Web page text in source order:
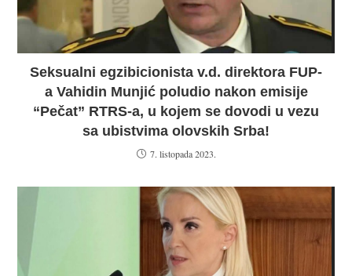
Seksualni egzibicionista v.d. direktora FUP-
a Vahidin Munjić poludio nakon emisije
“Pečat” RTRS-a, u kojem se dovodi u vezu
sa ubistvima olovskih Srba!
7. listopada 2023.